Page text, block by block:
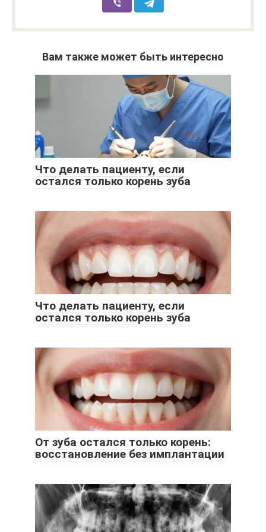
Вам также может быть интересно
Что делать пациенту, если
остался только корень зуба
Что делать пациенту, если
остался только корень зуба
От зуба остался только корень:
восстановление без имплантации